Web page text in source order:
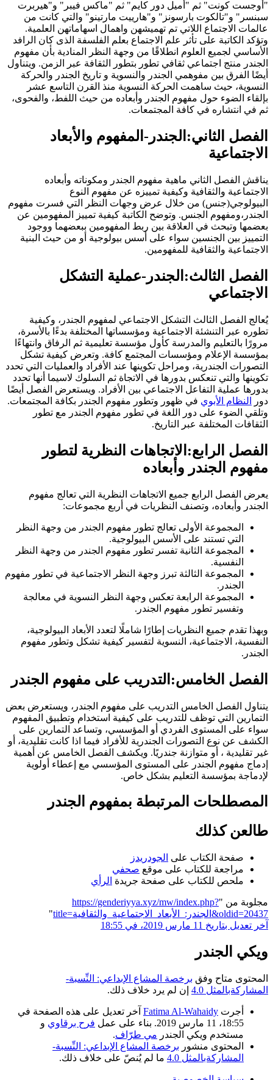
"أوجست كونت" ثم "أميل دور كايم" ثم "ماكس فيبر" و"هيربرت
سبنسر" و"تالكوت بارسونز" و"هارييت مارتينو" والتي كانت من
عالمات الاجتماع اللاتي تم تهميشهن واهمال اسهاماتهن العلمية.
وتؤكد الكاتبة على تأثر علم الاجتماع بعلم الفلسفة الذى كان الرافد
الأساسي لجميع العلوم انطلاقًا من وجهة النظر المنادية بأن مفهوم
الجندر منتج اجتماعي ثقافي تطور بتطور الثقافة عبر الزمن. ويتناول
أيضًا الفرق بين مفوهمي الجندر والنسوية و تاريخ الجندر والحركة
النسوية، حيث ساهمت الحركة النسوية منذ القرن التاسع عشر
بإلقاء الضوء حول مفهوم الجندر وأبعاده من حيث اللفط، والفحوى،
ثم في انتشاره في كافة المجتمعات.
الفصل الثاني:الجندر-المفهوم والأبعاد
الاجتماعية
يناقش الفصل الثاني ماهية مفهوم الجندر ومكوناته وأبعاده
الاجتماعية والثقافية وكيفية تمييزه عن مفهوم النوع
البيولوجي(جنس) من خلال عرض وجهات النظر التي فسرت مفهوم
الجندر،ومفهوم الجنس. وتوضح الكاتبة كيفية تمييز المفهومين عن
بعضمها وتبحث في العلاقة بين ربط المفهومين ببعضهما ووجود
التمييز بين الجنسين سواء على أسس بيولوجية أو من حيث البنية
الاجتماعية والثقافية للمفهومين.
الفصل الثالث:الجندر-عملية التشكل
الاجتماعي
يُعالج الفصل الثالث التشكل الاجتماعي لمفهوم الجندر، وكيفية
تطوره عبر التنشئة الاجتماعية ومؤسساتها المختلفة بدءًا بالأسرة،
مرورًا بالتعليم والمدرسة كأول مؤسسة تعليمية ثم الرفاق وانتهاءًا
بمؤسسة الإعلام ومؤسسات المجتمع كافة. وتعرض كيفية تشكل
التصورات الجندرية، ومراحل تكوينها عند الأفراد والعمليات التي تحدد
تكوينها والتي تنعكس بدورها في الاتجاة ثم السلوك لاسيما أنها تحدد
بدورها عملية التفاعل الاجتماعي بين الأفراد. ويستعرض الفصل أيضًا
دور
النظام الأبوي في ظهور وتطور مفهوم الجندر بكافة المجتمعات.
وتلقي الضوء على دور اللغة في تطور مفهوم الجندر مع تطور
الثقافات المختلفة عبر التاريخ.
الفصل الرابع:الاتجاهات النظرية لتطور
مفهوم الجندر وأبعاده
يعرض الفصل الرابع جميع الاتجاهات النظرية التي تعالج مفهوم
الجندر وأبعاده، وتصنف النظريات في أربع مجموعات:
المجموعة الأولى تعالج تطور مفهوم الجندر من وجهة النظر
التي تستند على الأسس البيولوجية.
المجموعة الثانية تفسر تطور مفهوم الجندر من وجهة النظر
النفسية.
المجموعة الثالثة تبرز وجهة النظر الاجتماعية في تطور مفهوم
الجندر.
المجموعة الرابعة تعكس وجهة النظر النسوية في معالجة
وتفسير تطور مفهوم الجندر.
وبهذا تقدم جميع النظريات إطارًا شاملًا لتعدد الأبعاد البيولوجية،
النفسية، الاجتماعية، النسوية لتفسير كيفية تشكل وتطور مفهوم
الجندر.
الفصل الخامس:التدريب على مفهوم الجندر
يتناول الفصل الخامس التدريب على مفهوم الجندر، ويستعرض بعض
التمارين التي توظف للتدريب على كيفية استخدام وتطبيق المفهوم
سواء على المستوى الفردي أو المؤسسي، وتساعد التمارين على
الكشف عن نوع التصورات الجندرية للأفراد فيما اذا كانت تقليدية، أو
غير تقليدية ، أو متوازنة جندريًا. ويكشف الفصل الخامس عن أهمية
إدماج مفهوم الجندر على المستوى المؤسسي مع إعطاء أولوية
لإدماجة بمؤسسة التعليم بشكل خاص.
المصطلحات المرتبطة بمفهوم الجندر
طالعن كذلك
صفحة الكتاب على الجودريدز
مراجعة للكتاب على موقع صحفي
ملحص للكتاب على صفحة جريدة الرأي
مجلوبة من "https://genderiyya.xyz/mw/index.php?
title=الجندر:_الأبعاد_الاجتماعية_والثقافية&oldid=20437
"
آخر تعديل بتاريخ 11 مارس 2019، في 18:55
ويكي الجندر
المحتوى متاح وفق برخصة المشاع الإبداعي: النِّسبة-
المشاركةبالمثل 4.0
إن لم يرد خلاف ذلك.
أجرت Fatima Al-Wahaidy آخر تعديل على هذه الصفحة في
18:55، 11 مارس 2019. بناء على عمل
فرح برقاوي و
مستخدم ويكي الجندر مي طرّاف.
المحتوى منشور برخصة المشاع الإبداعي: النِّسبة-
المشاركةبالمثل 4.0
ما لم يُنصّ على خلاف ذلك.